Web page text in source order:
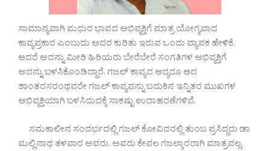
ಸಾಮಾನ್ಯವಾಗಿ ಮಧುರ ಭಾವದ ಅಭಿವ್ಯಕ್ತಿಗೆ ಮಾತ್ರ ಯೋಗ್ಯವಾದ
ಕಾವ್ಯಪ್ರಕಾರ ಎಂಬುದು ಅದರ ಕುರಿತು ಇರುವ ಒಂದು ವ್ಯಾಪಕ ಹೇಳಿಕೆ.
ಆದರೆ ಅದನ್ನು ಮೀರಿ ಹಿರಿಯರು ಬೇರೆಬೇರೆ ಸಂಗತಿಗಳ ಅಭಿವ್ಯಕ್ತಿಗೆ
ಅದನ್ನು ಬಳಸಿಕೊಂಡಿದ್ದಾರೆ. ಗಜಲ್ ಕಾವ್ಯದ ಆದ್ಯರೂ ಆದ
ಶಾಂತರಸರಂಥವರೇ ಗಜಲ್ ಕಾವ್ಯವನ್ನು ಬದುಕಿನ ಇನ್ನಿತರ ಮುಖಗಳ
ಅಭಿವ್ಯಕ್ತಿಯಾಗಿ ಬಳಸಿದುದಕ್ಕೆ ಸಾಕಷ್ಟು ಉದಾಹರಣೆಗಳಿವೆ.
ಸಮಕಾಲೀನ ಸಂದರ್ಭದಲ್ಲಿ ಗಜಲ್ ಕೋವಿದರಲ್ಲಿ ತುಂಬ ಪ್ರಸಿದ್ಧರು ಡಾ
ಮಲ್ಲಿನಾಥ ತಳವಾರ ಅವರು. ಅವರು ಕೇವಲ ಗಜಲ್ಕಾರರಾಗಿ ಮಾತ್ರವಲ್ಲ,